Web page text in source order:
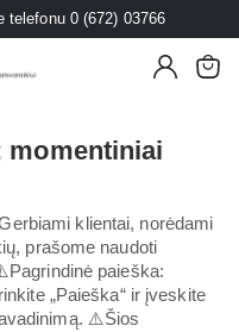
telefonu 0 (672) 03766
momentiniai
klientai, norėdami
prašome naudoti
paieška:
„Paieška“ ir įveskite
⚠️Šios